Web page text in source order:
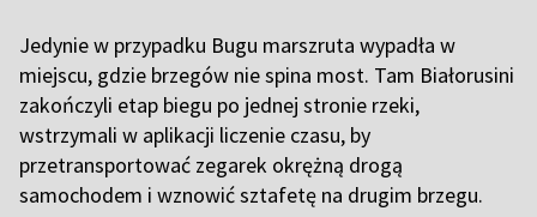
Jedynie w przypadku Bugu marszruta wypadła w
miejscu, gdzie brzegów nie spina most. Tam Białorusini
zakończyli etap biegu po jednej stronie rzeki,
wstrzymali w aplikacji liczenie czasu, by
przetransportować zegarek okrężną drogą
samochodem i wznowić sztafetę na drugim brzegu.